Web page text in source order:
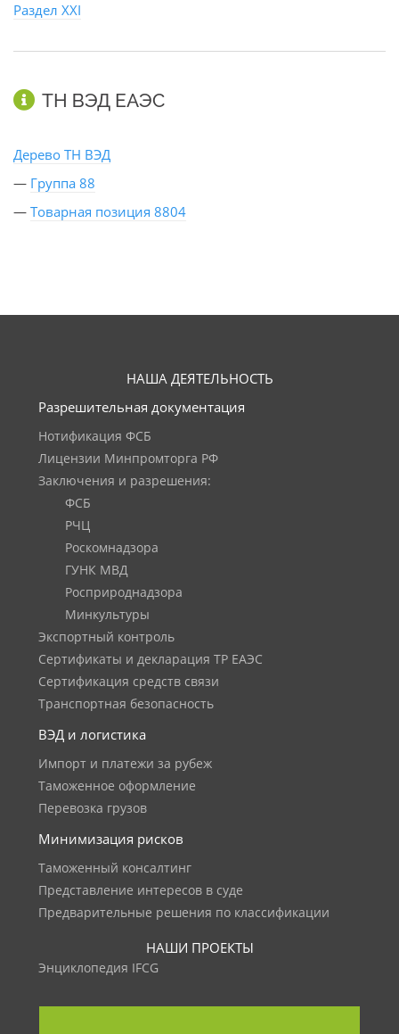
Раздел XXI
ТН ВЭД ЕАЭС
Дерево ТН ВЭД
— Группа 88
— Товарная позиция 8804
НАША ДЕЯТЕЛЬНОСТЬ
Разрешительная документация
Нотификация ФСБ
Лицензии Минпромторга РФ
Заключения и разрешения:
ФСБ
РЧЦ
Роскомнадзора
ГУНК МВД
Росприроднадзора
Минкультуры
Экспортный контроль
Сертификаты и декларация ТР ЕАЭС
Сертификация средств связи
Транспортная безопасность
ВЭД и логистика
Импорт и платежи за рубеж
Таможенное оформление
Перевозка грузов
Минимизация рисков
Таможенный консалтинг
Представление интересов в суде
Предварительные решения по классификации
НАШИ ПРОЕКТЫ
Энциклопедия IFCG